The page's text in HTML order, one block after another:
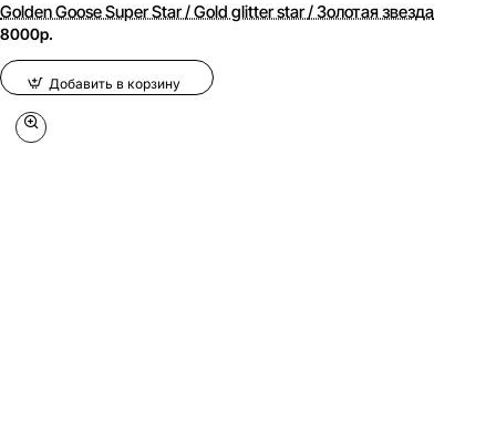
Golden Goose Super Star / Gold glitter star / Золотая звезда
8000р.
Добавить в корзину